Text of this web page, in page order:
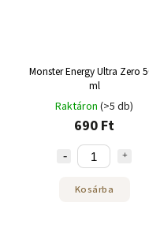
Monster Energy Ultra Zero
ml
Raktáron (>5 db)
690 Ft
Kosárba